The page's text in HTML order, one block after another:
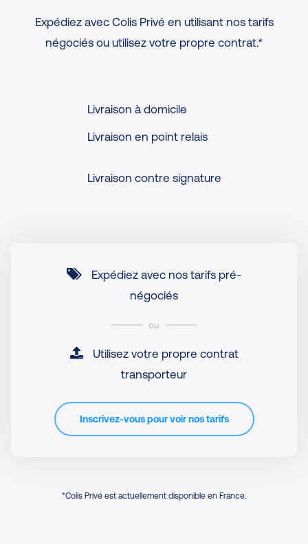
Expédiez avec Colis Privé en utilisant nos tarifs
négociés ou utilisez votre propre contrat.*
Livraison à domicile
Livraison en point relais
Livraison contre signature
Expédiez avec nos tarifs pré-
négociés
ou
Utilisez votre propre contrat
transporteur
Inscrivez-vous pour voir nos tarifs
*Colis Privé est actuellement disponible en France.